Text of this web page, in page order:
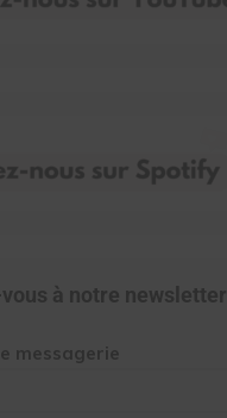
à notre newsletter
messagerie